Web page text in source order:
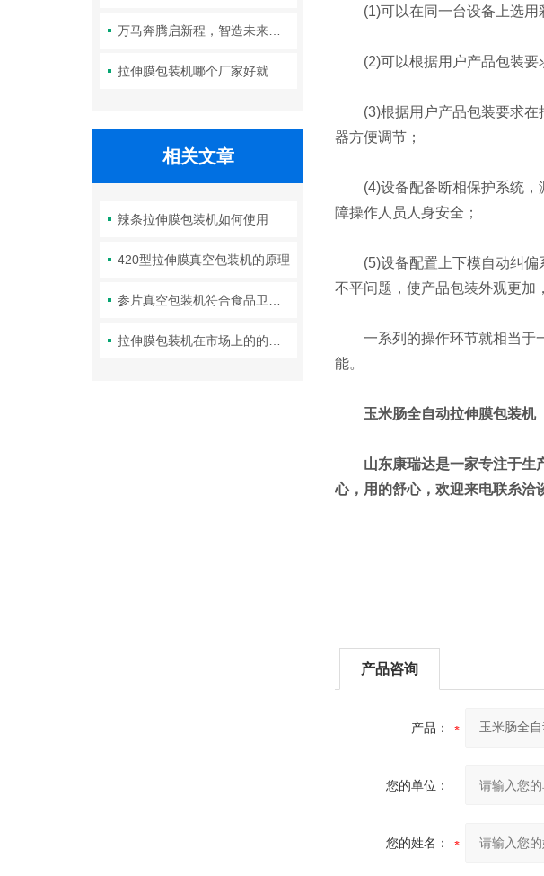
万马奔腾启新程，智造未来谱华章—康瑞达2026年春节放假通知
拉伸膜包装机哪个厂家好就找康瑞达
相关文章
辣条拉伸膜包装机如何使用
420型拉伸膜真空包装机的原理
(1)可以在同一台设备上选用
(2)可以根据用户产品包装要
(3)根据用户产品包装要求在抽
器方便调节；
(4)设备配备断相保护系统，
障操作人员人身安全；
(5)设备配置上下模自动纠偏
不平问题，使产品包装外观更加
一系列的操作环节就相当于一
能。
玉米肠全自动拉伸膜包装机
山东康瑞达是一家专注于生
心，用的舒心，欢迎来电联糸洽
产品咨询
产品：
您的单位：
您的姓名：